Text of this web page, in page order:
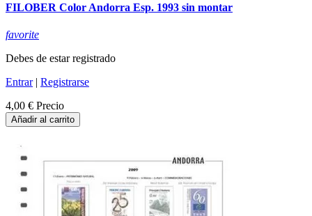
FILOBER Color Andorra Esp. 1993 sin montar
favorite
Debes de estar registrado
Entrar| Registrarse
4,00 € Precio
Añadir al carrito